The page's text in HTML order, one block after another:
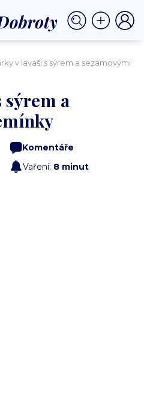
v lavaši s sýrem a sezamovými
sýrem a
Komentáře
Vaření: 8 minut